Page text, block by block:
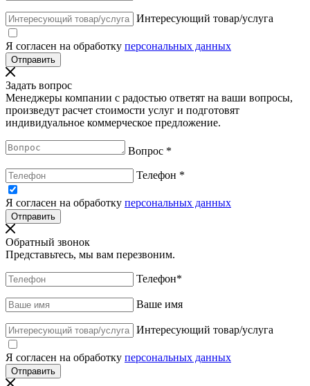
Интересующий товар/услуга
Я согласен на обработку персональных данных
Задать вопрос
Менеджеры компании с радостью ответят на ваши вопросы,
произведут расчет стоимости услуг и подготовят
индивидуальное коммерческое предложение.
Вопрос *
Телефон *
Я согласен на обработку персональных данных
Обратный звонок
Представьтесь, мы вам перезвоним.
Телефон*
Ваше имя
Интересующий товар/услуга
Я согласен на обработку персональных данных